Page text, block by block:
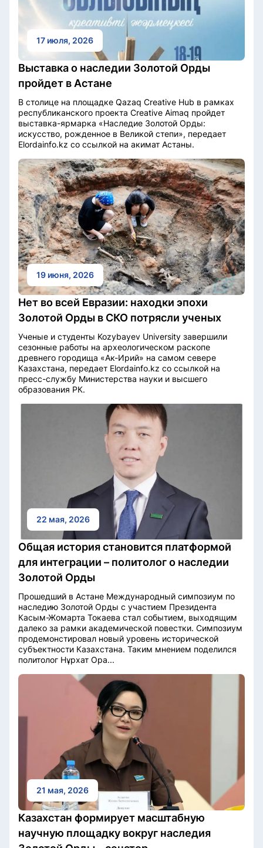
17 июля, 2026
Выставка о наследии Золотой Орды
пройдет в Астане
В столице на площадке Qazaq Creative Hub в рамках
республиканского проекта Creative Aimaq пройдет
выставка-ярмарка «Наследие Золотой Орды:
искусство, рожденное в Великой степи», передает
Elordainfo.kz со ссылкой на акимат Астаны.
19 июня, 2026
Нет во всей Евразии: находки эпохи
Золотой Орды в СКО потрясли ученых
Ученые и студенты Kozybayev University завершили
сезонные работы на археологическом раскопе
древнего городища «Ак-Ирий» на самом севере
Казахстана, передает Elordainfo.kz со ссылкой на
пресс-службу Министерства науки и высшего
образования РК.
22 мая, 2026
Общая история становится платформой
для интеграции – политолог о наследии
Золотой Орды
Прошедший в Астане Международный симпозиум по
наследию Золотой Орды с участием Президента
Касым-Жомарта Токаева стал событием, выходящим
далеко за рамки академической повестки. Симпозиум
продемонстировал новый уровень исторической
субъектности Казахстана. Таким мнением поделился
политолог Нұрхат Ора...
21 мая, 2026
Казахстан формирует масштабную
научную площадку вокруг наследия